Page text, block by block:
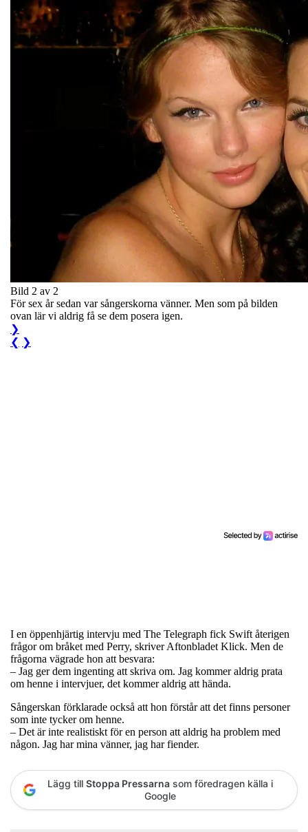
Bild 2 av 2
För sex år sedan var sångerskorna vänner. Men som på bilden
ovan lär vi aldrig få se dem posera igen.
❯
❮ ❯
I en öppenhjärtig intervju med The Telegraph fick Swift återigen
frågor om bråket med Perry, skriver Aftonbladet Klick. Men de
frågorna vägrade hon att besvara:
– Jag ger dem ingenting att skriva om. Jag kommer aldrig prata
om henne i intervjuer, det kommer aldrig att hända.
Sångerskan förklarade också att hon förstår att det finns personer
som inte tycker om henne.
– Det är inte realistiskt för en person att aldrig ha problem med
någon. Jag har mina vänner, jag har fiender.
Lägg till Stoppa Pressarna som föredragen källa i
Google